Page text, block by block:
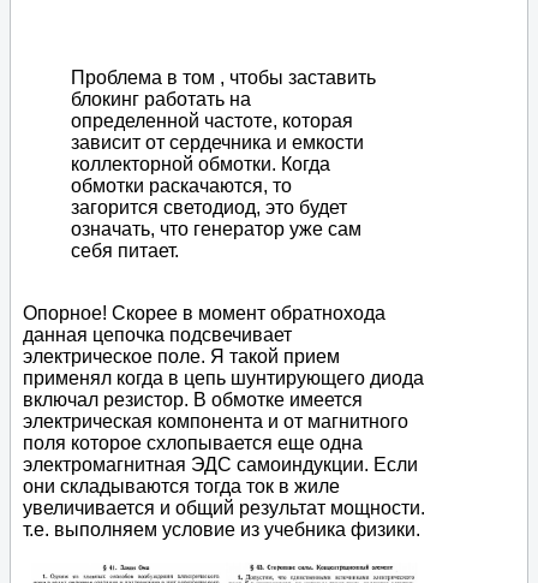
Проблема в том , чтобы заставить
блокинг работать на
определенной частоте, которая
зависит от сердечника и емкости
коллекторной обмотки. Когда
обмотки раскачаются, то
загорится светодиод, это будет
означать, что генератор уже сам
себя питает.
Опорное! Скорее в момент обратнохода
данная цепочка подсвечивает
электрическое поле. Я такой прием
применял когда в цепь шунтирующего диода
включал резистор. В обмотке имеется
электрическая компонента и от магнитного
поля которое схлопывается еще одна
электромагнитная ЭДС самоиндукции. Если
они складываются тогда ток в жиле
увеличивается и общий результат мощности.
т.е. выполняем условие из учебника физики.